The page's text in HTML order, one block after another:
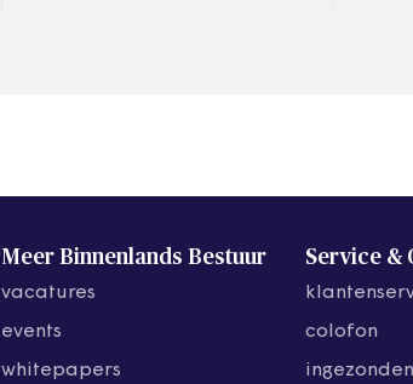
Meer Binnenlands Bestuur
vacatures
events
whitepapers
Service &
colofon